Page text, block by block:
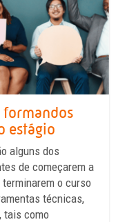
formandos
estágio
alguns dos
de começarem a
o curso
técnicas,
tais como